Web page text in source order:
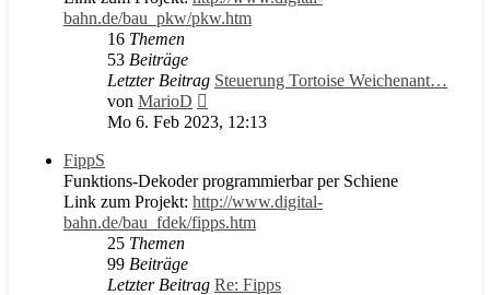
bahn.de/bau_pkw/pkw.htm
16 Themen
53 Beiträge
Letzter Beitrag Steuerung Tortoise Weichenant…
von MarioD
Beitrag
Mo 6. Feb 2023, 12:13
FippS
Funktions-Dekoder programmierbar per Schiene
Link zum Projekt: http://www.digital-
bahn.de/bau_fdek/fipps.htm
25 Themen
99 Beiträge
Letzter Beitrag Re: Fipps